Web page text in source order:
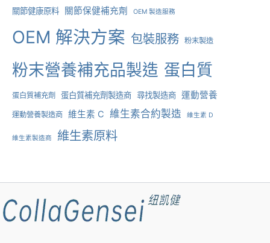
關節健康原料
關節保健補充劑 OEM 製造服務
OEM 解決方案 包裝服務 粉末製造
粉末營養補充品製造 蛋白質
蛋白質補充劑 蛋白質補充劑製造商 尋找製造商 運動營養
運動營養製造商 維生素 C 維生素合約製造 維生素 D
維生素製造商 維生素原料